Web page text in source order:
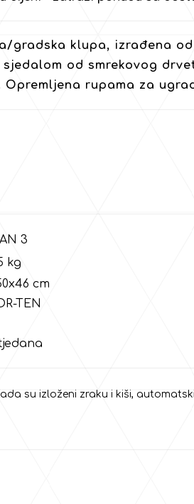
gradska klupa, izrađena
od smrekovog
Opremljena rupama za
3
cm
su izloženi zraku i kiši,